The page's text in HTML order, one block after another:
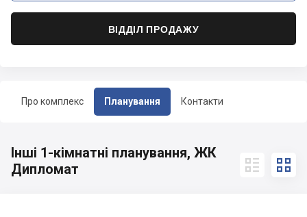
Про комплекс Планування Контакти
ВІДДІЛ ПРОДАЖУ
Інші 1-кімнатні планування, ЖК
Дипломат
 